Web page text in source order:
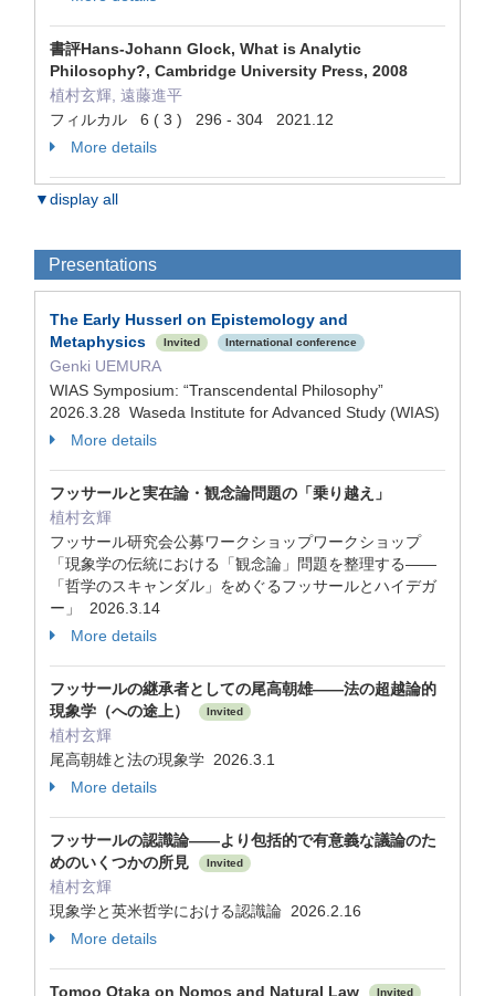
書評Hans-Johann Glock, What is Analytic
Philosophy?, Cambridge University Press, 2008
植村玄輝, 遠藤進平
フィルカル 6 ( 3 ) 296 - 304 2021.12
More details
▼display all
Presentations
The Early Husserl on Epistemology and
Metaphysics
Invited International conference
Genki UEMURA
WIAS Symposium: “Transcendental Philosophy”
2026.3.28 Waseda Institute for Advanced Study (WIAS)
More details
フッサールと実在論・観念論問題の「乗り越え」
植村玄輝
フッサール研究会公募ワークショップワークショップ
「現象学の伝統における「観念論」問題を整理する——
「哲学のスキャンダル」をめぐるフッサールとハイデガ
ー」 2026.3.14
More details
フッサールの継承者としての尾高朝雄——法の超越論的
現象学（への途上）
Invited
植村玄輝
尾高朝雄と法の現象学 2026.3.1
More details
フッサールの認識論——より包括的で有意義な議論のた
めのいくつかの所見
Invited
植村玄輝
現象学と英米哲学における認識論 2026.2.16
More details
Tomoo Otaka on Nomos and Natural Law
Invited